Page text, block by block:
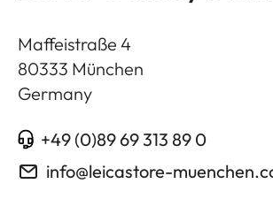
Maffeistraße 4
80333 München
Germany
+49 (0)89 69 313 89 0
info@leicastore-